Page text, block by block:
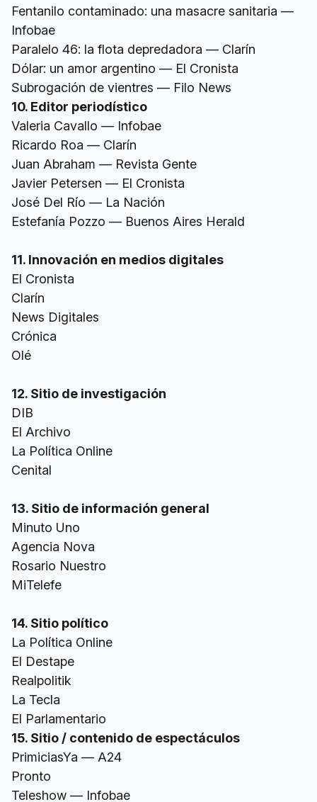
Fentanilo contaminado: una masacre sanitaria —
Infobae
Paralelo 46: la flota depredadora — Clarín
Dólar: un amor argentino — El Cronista
Subrogación de vientres — Filo News
10. Editor periodístico
Valeria Cavallo — Infobae
Ricardo Roa — Clarín
Juan Abraham — Revista Gente
Javier Petersen — El Cronista
José Del Río — La Nación
Estefanía Pozzo — Buenos Aires Herald
11. Innovación en medios digitales
El Cronista
Clarín
News Digitales
Crónica
Olé
12. Sitio de investigación
DIB
El Archivo
La Política Online
Cenital
13. Sitio de información general
Minuto Uno
Agencia Nova
Rosario Nuestro
MiTelefe
14. Sitio político
La Política Online
El Destape
Realpolitik
La Tecla
El Parlamentario
15. Sitio / contenido de espectáculos
PrimiciasYa — A24
Pronto
Teleshow — Infobae